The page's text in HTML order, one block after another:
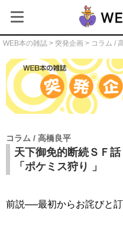
WEB本の雑誌 > 突発企画 > コラム /
コラム / 高橋良平
天下御免的断続ＳＦ話
「ポケミス狩り 」
前説──最初からお詫びと